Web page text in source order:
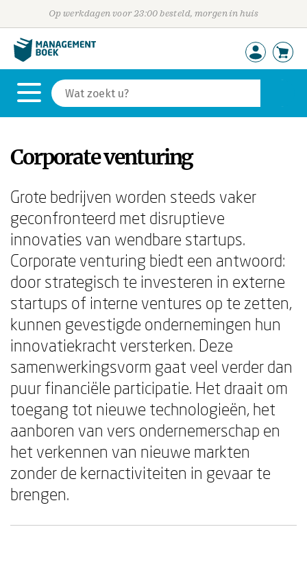
Op werkdagen voor 23:00 besteld, morgen in huis
Corporate venturing
Grote bedrijven worden steeds vaker
geconfronteerd met disruptieve
innovaties van wendbare startups.
Corporate venturing biedt een antwoord:
door strategisch te investeren in externe
startups of interne ventures op te zetten,
kunnen gevestigde ondernemingen hun
innovatiekracht versterken. Deze
samenwerkingsvorm gaat veel verder dan
puur financiële participatie. Het draait om
toegang tot nieuwe technologieën, het
aanboren van vers ondernemerschap en
het verkennen van nieuwe markten
zonder de kernactiviteiten in gevaar te
brengen.